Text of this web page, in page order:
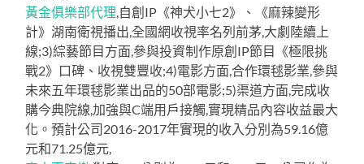
黃金俱樂部代理,自創IP《神犬小七2》、《麻辣變形
計》湖南衛視播出,全國網收視率名列前茅,大劇陸續上
線;3)綜藝節目方面,參與投資制作原創IP節目《極限挑
戰2》口碑、收視雙豐收;4)電影方面,合作環毬影業,參與
未來五年環毬影業出品的50部電影;5)渠道方面,完成收
購今典院線,加強與C端用戶接觸,實現精品內容收益最大
化。預計公司2016-2017年實現的收入分別為59.16億
元和71.25億元,